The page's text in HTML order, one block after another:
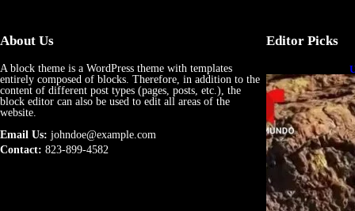
About Us
A block theme is a WordPress theme with templates
entirely composed of blocks. Therefore, in addition to the
content of different post types (pages, posts, etc.), the
block editor can also be used to edit all areas of the
website.
Email Us: johndoe@example.com
Contact: 823-899-4582
Editor Picks